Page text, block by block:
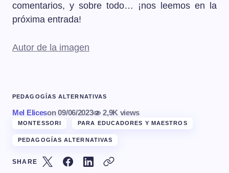
comentarios, y sobre todo… ¡nos leemos en la
próxima entrada!
Autor de la imagen
PEDAGOGÍAS ALTERNATIVAS
Mel Eliceson 09/06/2023 2,9K views
MONTESSORI PARA EDUCADORES Y MAESTROS
PEDAGOGÍAS ALTERNATIVAS
SHARE